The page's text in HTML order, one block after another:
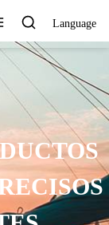
Language
24